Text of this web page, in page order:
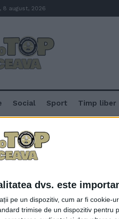
dvs. este
pe un dispozitiv, cum ar fi cookie-
trimise de un dispozitiv pentru
8 august, 2026
Social Sport Timp liber
internată
de cuvînt al